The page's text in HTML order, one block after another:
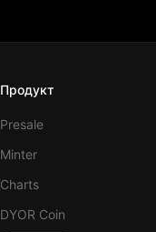
Продукт
Presale
Minter
Charts
DYOR Coin